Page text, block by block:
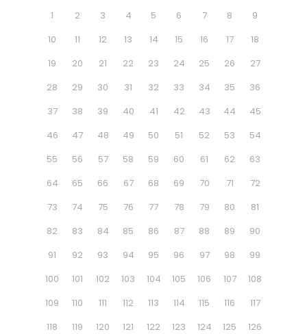
1 2 3 4 5 6 7 8
9
10
11 12 13 14 15 16 17
18
19
20 21 22 23 24 25 26
27
28
29 30 31 32 33 34 35
36
37
38 39 40 41 42 43 44
45
46
47 48 49 50 51 52 53
54
55
56 57 58 59 60 61 62
63
64
65 66 67 68 69 70 71
72
73
74 75 76 77 78 79 80
81
82
83 84 85 86 87 88 89
90
91
92 93 94 95 96 97 98
99
100
101 102 103 104 105 106 107
108
109
110 111 112 113 114 115 116
117
118
119 120 121 122 123 124 125
126